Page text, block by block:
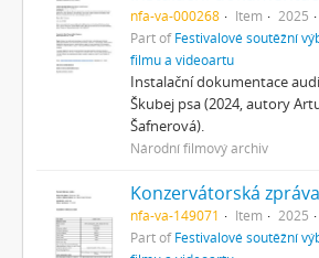
nfa-va-000268 Item
2025
Part ofFestivalové soutěžní
filmu a videoartu
Instalační dokumentace
Škubej psa (2024, autory
Šafnerová).
Národní filmový archiv
Konzervátorská zpráva
nfa-va-149071 Item
2025
Part ofFestivalové soutěžní